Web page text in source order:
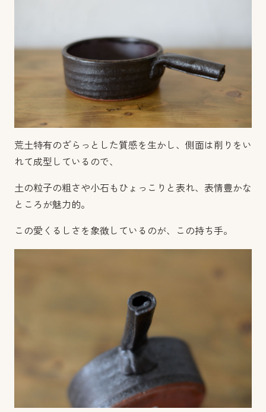
荒土特有のざらっとした質感を生かし、側面は削りをい
れて成型しているので、
土の粒子の粗さや小石もひょっこりと表れ、表情豊かな
ところが魅力的。
この愛くるしさを象徴しているのが、この持ち手。